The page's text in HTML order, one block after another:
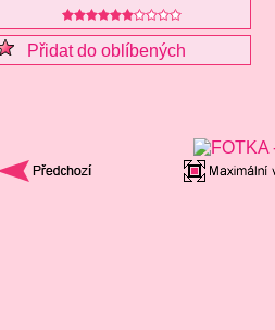
Přidat do oblíbených